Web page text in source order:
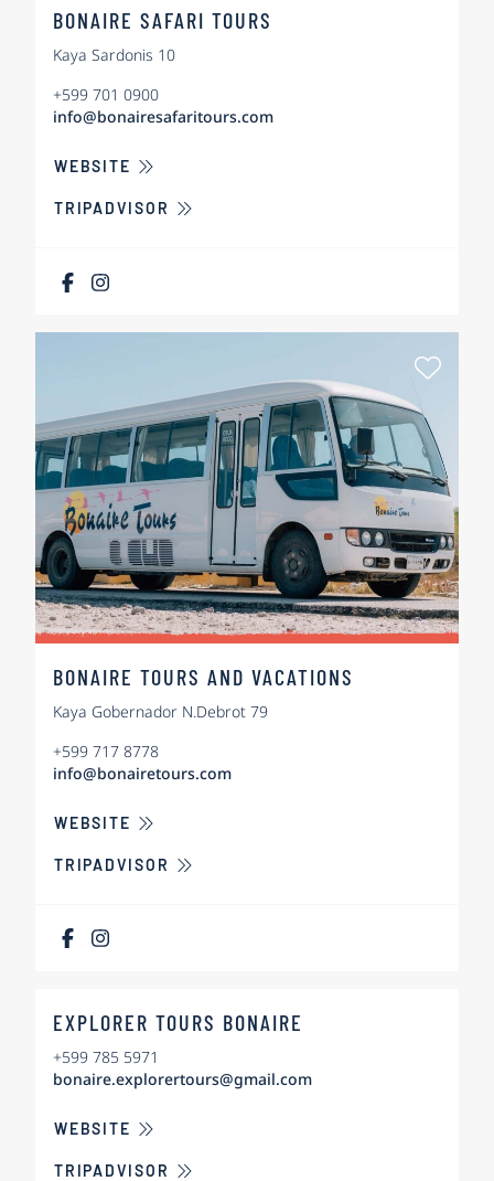
BONAIRE SAFARI TOURS
Kaya Sardonis 10
+599 701 0900
info@bonairesafaritours.com
WEBSITE ÜBER BONAIRE SAFARI TOURS
TRIPADVISOR
Als
BONAIRE TOURS AND VACATIONS
Kaya Gobernador N.Debrot 79
+599 717 8778
info@bonairetours.com
WEBSITE ÜBER BONAIRE TOURS AND VACATIONS
TRIPADVISOR
EXPLORER TOURS BONAIRE
+599 785 5971
bonaire.explorertours@gmail.com
WEBSITE ÜBER EXPLORER TOURS BONAIRE
TRIPADVISOR